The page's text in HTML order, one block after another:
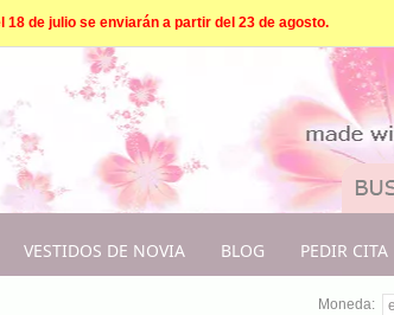
de julio se enviarán a partir del 23 de agosto.
VESTIDOS DE NOVIA BLOG PEDIR CITA
Moneda: